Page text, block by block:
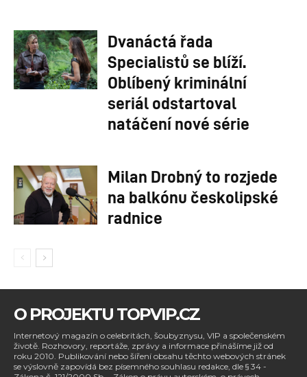
Dvanáctá řada
Specialistů se blíží.
Oblíbený kriminální
seriál odstartoval
natáčení nové série
Milan Drobný to rozjede
na balkónu českolipské
radnice
O PROJEKTU TOPVIP.CZ
Internetový magazín o celebritách, šoubyznysu, VIP a společenském
životě. Rozhovory, reportáže, zprávy a informace přinášíme již od
roku 2010. Publikování nebo šíření obsahu těchto webových stránek
se výslovně zapovídá bez písemného souhlasu redakce, dle § 34 -